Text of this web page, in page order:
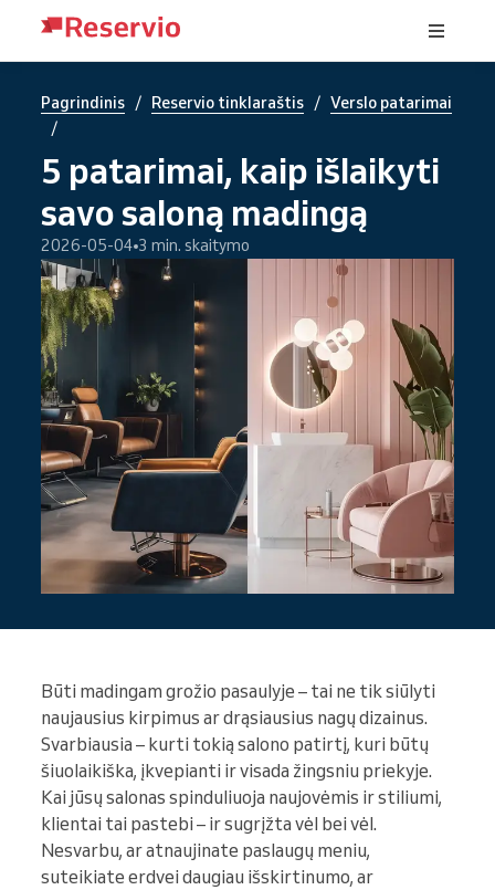
Pagrindinis / Reservio tinklaraštis / Verslo patarimai
/
5 patarimai, kaip išlaikyti
savo saloną madingą
2026-05-04 3 min. skaitymo
Būti madingam grožio pasaulyje – tai ne tik siūlyti
naujausius kirpimus ar drąsiausius nagų dizainus.
Svarbiausia – kurti tokią salono patirtį, kuri būtų
šiuolaikiška, įkvepianti ir visada žingsniu priekyje.
Kai jūsų salonas spinduliuoja naujovėmis ir stiliumi,
klientai tai pastebi – ir sugrįžta vėl bei vėl.
Nesvarbu, ar atnaujinate paslaugų meniu,
suteikiate erdvei daugiau išskirtinumo, ar